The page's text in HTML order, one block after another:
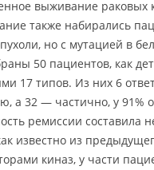
выживание раковых
также набирались
но с мутацией в
50 пациентов, как
17 типов. Из них 6
а 32 — частично, у 91%
ремиссии составила
известно из
киназ, у части